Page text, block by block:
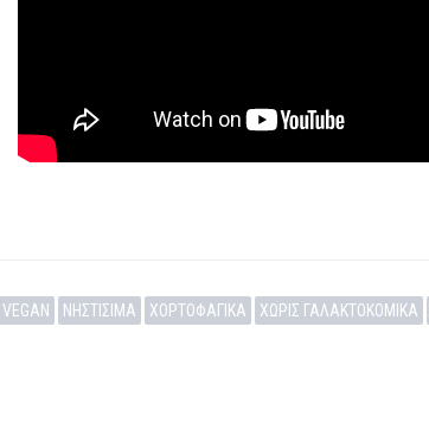
VEGAN ΝΗΣΤΙΣΙΜΑ ΧΟΡΤΟΦΑΓΙΚΑ ΧΩΡΙΣ ΓΑΛΑΚΤΟΚΟΜΙΚΑ